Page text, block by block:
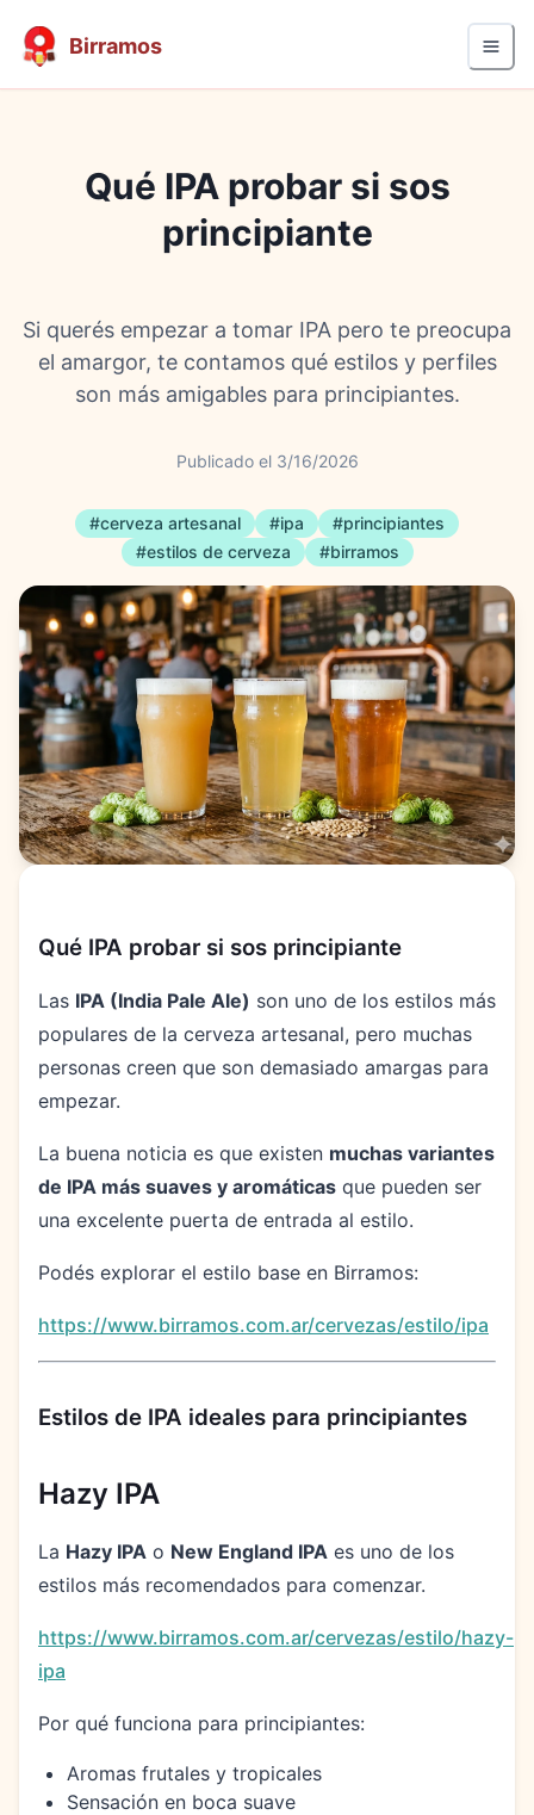
Birramos
Qué IPA probar si sos
principiante
Si querés empezar a tomar IPA pero te preocupa
el amargor, te contamos qué estilos y perfiles
son más amigables para principiantes.
Publicado el 3/16/2026
#cerveza artesanal #ipa #principiantes
#estilos de cerveza #birramos
Qué IPA probar si sos principiante
Las IPA (India Pale Ale) son uno de los estilos más
populares de la cerveza artesanal, pero muchas
personas creen que son demasiado amargas para
empezar.
La buena noticia es que existen muchas variantes
de IPA más suaves y aromáticas que pueden ser
una excelente puerta de entrada al estilo.
Podés explorar el estilo base en Birramos:
https://www.birramos.com.ar/cervezas/estilo/ipa
Estilos de IPA ideales para principiantes
Hazy IPA
La Hazy IPA o New England IPA es uno de los
estilos más recomendados para comenzar.
https://www.birramos.com.ar/cervezas/estilo/hazy-
ipa
Por qué funciona para principiantes:
Aromas frutales y tropicales
Sensación en boca suave